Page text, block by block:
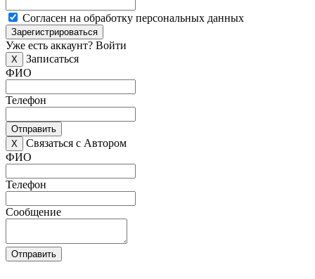
Согласен на обработку персональных данных
Зарегистрироваться
Уже есть аккаунт? Войти
X
Записаться
ФИО
Телефон
Отправить
X
Связаться с Автором
ФИО
Телефон
Сообщение
Отправить